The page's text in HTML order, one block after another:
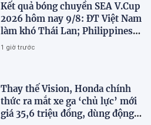
Kết quả bóng chuyền SEA V.Cup
2026 hôm nay 9/8: ĐT Việt Nam
làm khó Thái Lan; Philippines
gây bất ngờ
1 giờ trước
Thay thế Vision, Honda chính
thức ra mắt xe ga ‘chủ lực’ mới
giá 35,6 triệu đồng, dùng động